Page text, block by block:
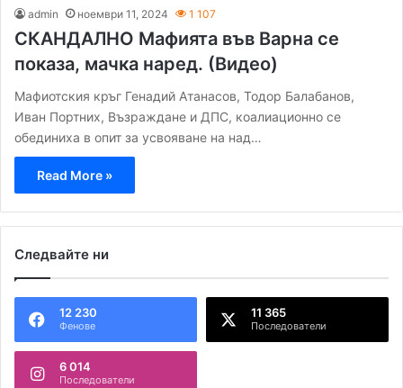
admin ноември 11, 2024 1 107
СКАНДАЛНО Мафията във Варна се
показа, мачка наред. (Видео)
Мафиотския кръг Генадий Атанасов, Тодор Балабанов,
Иван Портних, Възраждане и ДПС, коалиационно се
обединиха в опит за усвояване на над…
Read More »
Следвайте ни
12 230
Фенове
11 365
Последователи
6 014
Последователи